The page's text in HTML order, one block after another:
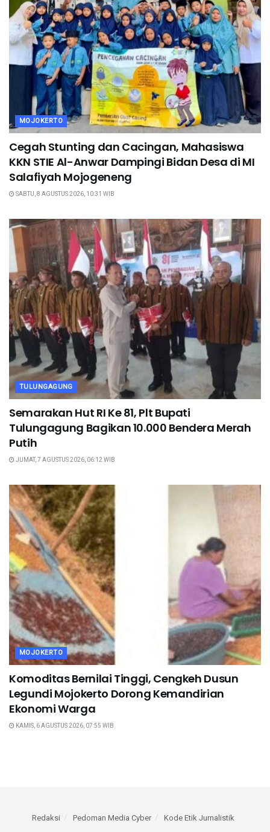
MOJOKERTO
Cegah Stunting dan Cacingan, Mahasiswa
KKN STIE Al-Anwar Dampingi Bidan Desa di MI
Salafiyah Mojogeneng
SABTU, 8 AGUSTUS 2026, 10:31 WIB
TULUNGAGUNG
Semarakan Hut RI Ke 81, Plt Bupati
Tulungagung Bagikan 10.000 Bendera Merah
Putih
JUMAT, 7 AGUSTUS 2026, 06:12 WIB
MOJOKERTO
Komoditas Bernilai Tinggi, Cengkeh Dusun
Legundi Mojokerto Dorong Kemandirian
Ekonomi Warga
KAMIS, 6 AGUSTUS 2026, 07:55 WIB
Redaksi Pedoman Media Cyber Kode Etik Jurnalistik